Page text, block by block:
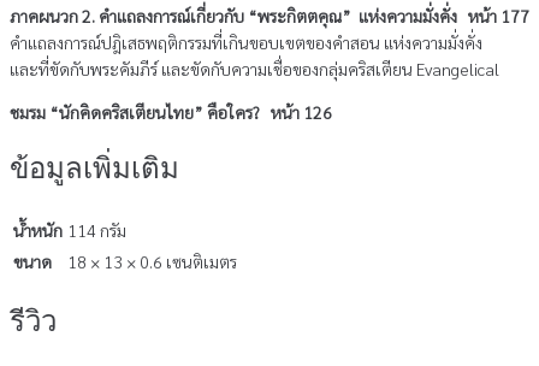
ภาคผนวก 2. คำแถลงการณ์เกี่ยวกับ “พระกิตตคุณ” แห่งความมั่งคั่ง หน้า 177
คำแถลงการณ์ปฎิเสธพฤติกรรมที่เกินขอบเขตของคำสอน แห่งความมั่งคั่ง
และที่ขัดกับพระคัมภีร์ และขัดกับความเชื่อของกลุ่มคริสเตียน Evangelical
ชมรม “นักคิดคริสเตียนไทย” คือใคร? หน้า 126
ข้อมูลเพิ่มเติม
น้ำหนัก 114 กรัม
ขนาด
18 × 13 × 0.6 เซนติเมตร
รีวิว